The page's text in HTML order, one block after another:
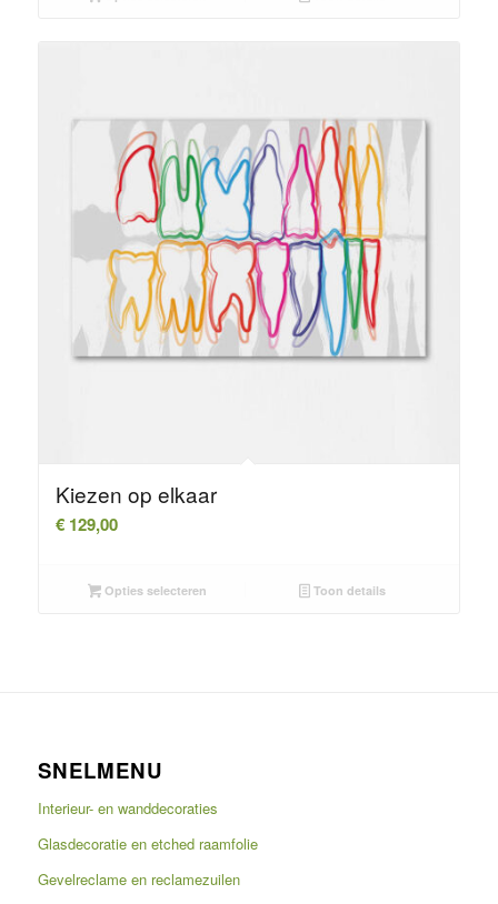
Kiezen op elkaar
€129,00
Opties selecteren Toon details
SNELMENU
Interieur- en wanddecoraties
Glasdecoratie en etched raamfolie
Gevelreclame en reclamezuilen